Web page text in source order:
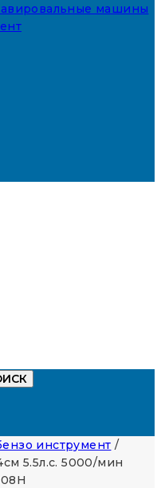
машины
инструмент /
5.5л.с. 5000/мин